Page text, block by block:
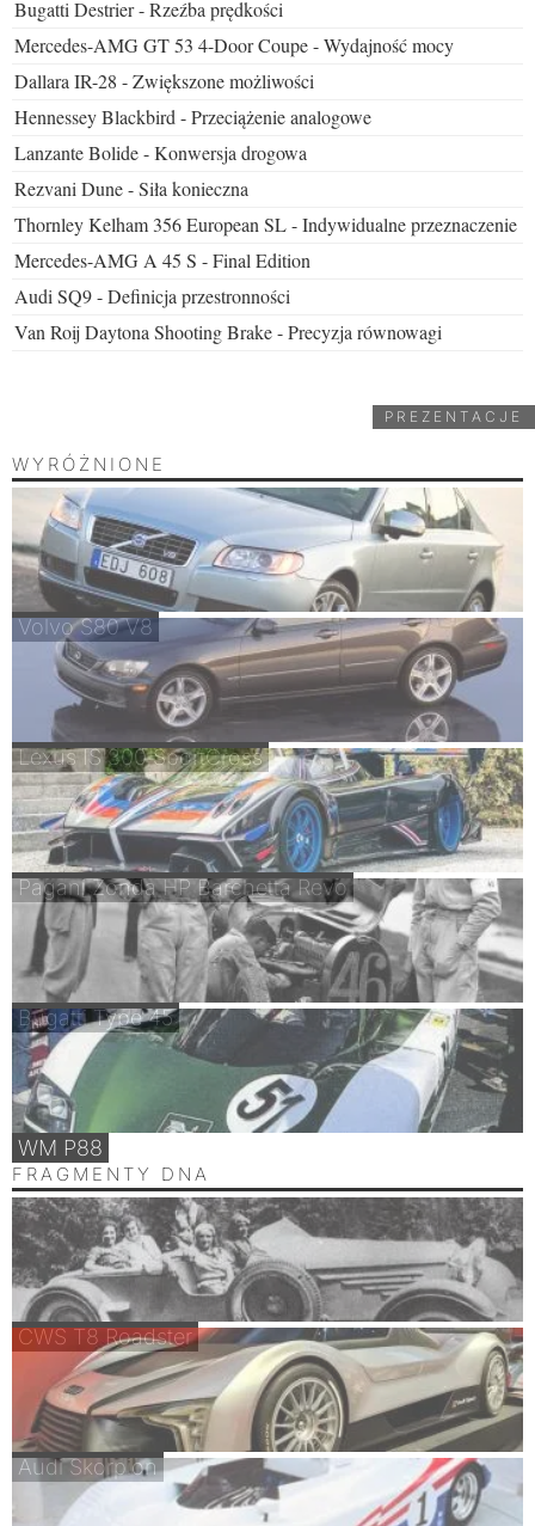
Bugatti Destrier - Rzeźba prędkości
Mercedes-AMG GT 53 4-Door Coupe - Wydajność mocy
Dallara IR-28 - Zwiększone możliwości
Hennessey Blackbird - Przeciążenie analogowe
Lanzante Bolide - Konwersja drogowa
Rezvani Dune - Siła konieczna
Thornley Kelham 356 European SL - Indywidualne przeznaczenie
Mercedes-AMG A 45 S - Final Edition
Audi SQ9 - Definicja przestronności
Van Roij Daytona Shooting Brake - Precyzja równowagi
PREZENTACJE
WYRÓŻNIONE
Volvo S80 V8
Lexus IS 300 SportCross
Pagani Zonda HP Barchetta Revo
Bugatti Type 45
WM P88
FRAGMENTY DNA
CWS T8 Roadster
Audi Skorpion